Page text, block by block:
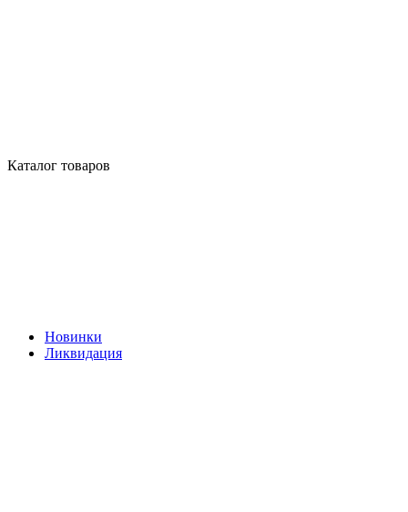
Каталог товаров
Новинки
Ликвидация